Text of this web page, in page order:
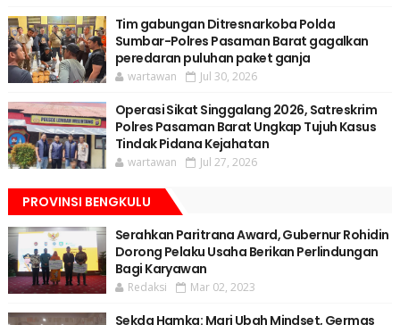
Tim gabungan Ditresnarkoba Polda
Sumbar-Polres Pasaman Barat gagalkan
peredaran puluhan paket ganja
wartawan Jul 30, 2026
Operasi Sikat Singgalang 2026, Satreskrim
Polres Pasaman Barat Ungkap Tujuh Kasus
Tindak Pidana Kejahatan
wartawan Jul 27, 2026
PROVINSI BENGKULU
Serahkan Paritrana Award, Gubernur Rohidin
Dorong Pelaku Usaha Berikan Perlindungan
Bagi Karyawan
Redaksi Mar 02, 2023
Sekda Hamka: Mari Ubah Mindset, Germas